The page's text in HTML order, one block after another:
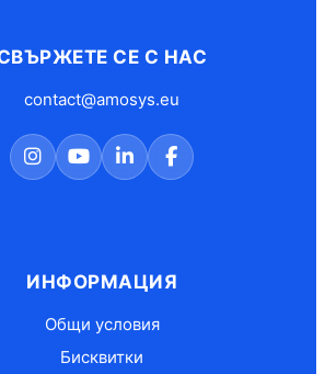
СЕ С НАС
contact@amosys.eu
ИНФОРМАЦИЯ
Общи условия
Бисквитки